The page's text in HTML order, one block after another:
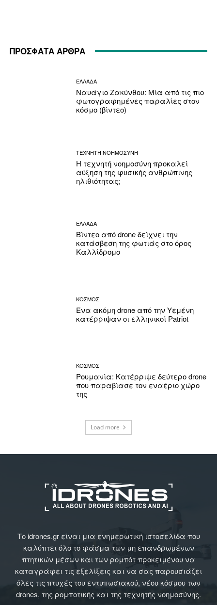
ΠΡΟΣΦΑΤΑ ΑΡΘΡΑ
ΕΛΛΑΔΑ
Ναυάγιο Ζακύνθου: Μία από τις πιο
φωτογραφημένες παραλίες στον
κόσμο (βίντεο)
ΤΕΧΝΗΤΗ ΝΟΗΜΟΣΥΝΗ
Η τεχνητή νοημοσύνη προκαλεί
αύξηση της φυσικής ανθρώπινης
ηλιθιότητας;
ΕΛΛΑΔΑ
Βίντεο από drone δείχνει την
κατάσβεση της φωτιάς στο όρος
Καλλίδρομο
ΚΟΣΜΟΣ
Ένα ακόμη drone από την Υεμένη
κατέρριψαν οι ελληνικοί Patriot
ΚΟΣΜΟΣ
Ρουμανία: Κατέρριψε δεύτερο drone
που παραβίασε τον εναέριο χώρο
της
Load more
Το idrones.gr είναι μια ενημερωτική ιστοσελίδα που
καλύπτει όλο το φάσμα των μη επανδρωμένων
πτητικών μέσων και των ρομπότ προκειμένου να
καταγράφει τις εξελίξεις και να σας παρουσιάζει
όλες τις πτυχές του εντυπωσιακού, νέου κόσμου των
drones, της ρομποτικής και της τεχνητής νοημοσύνης.